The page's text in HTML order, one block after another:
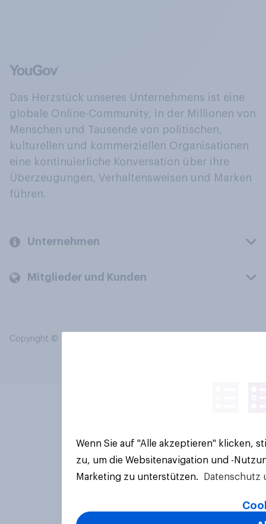
Das Herzstück unseres Unternehmens ist eine
globale Online-Community, in der Millionen von
Menschen und Tausende von politischen,
kulturellen und kommerziellen Organisationen
eine kontinuierliche Konversation über ihre
Überzeugungen, Verhaltensweisen und Marken
führen.
Unternehmen
Mitglieder und Kunden
Copyright © 2026 YouGov PLC. Alle Rechte vorbehalten.
Wenn Sie auf "Alle akzeptieren" klicken,
zu, um die Websitenavigation und -
Marketing zu unterstützen.
Datenschutz